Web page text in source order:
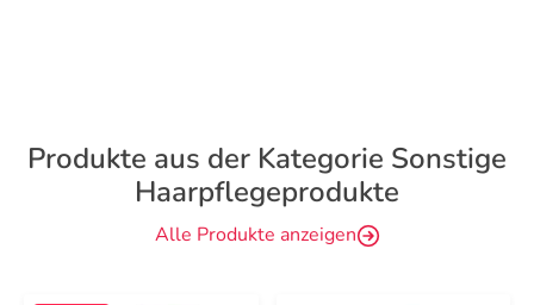
Produkte aus der Kategorie Sonstige
Haarpflegeprodukte
Alle Produkte anzeigen